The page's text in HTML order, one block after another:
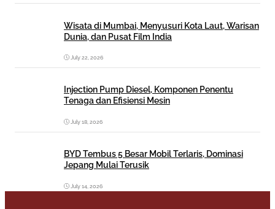
Wisata di Mumbai, Menyusuri Kota Laut, Warisan
Dunia, dan Pusat Film India
July 22, 2026
Injection Pump Diesel, Komponen Penentu
Tenaga dan Efisiensi Mesin
July 18, 2026
BYD Tembus 5 Besar Mobil Terlaris, Dominasi
Jepang Mulai Terusik
July 14, 2026